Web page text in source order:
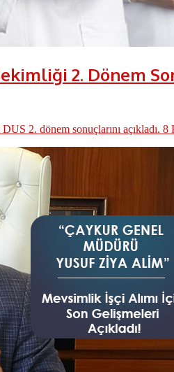
2. Dönem
2. dönem sonuçlarını açıkladı. 8